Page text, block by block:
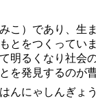
こ）であり、生
とをつくって
明るくなり社会
を発見するのが
んにゃしんぎょ